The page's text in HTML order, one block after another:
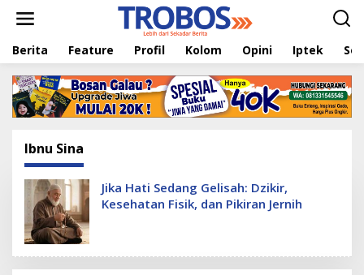
t
Berita Feature Profil Kolom Opini Iptek
Ibnu Sina
Jika Hati Sedang Gelisah: Dzikir,
Kesehatan Fisik, dan Pikiran Jernih